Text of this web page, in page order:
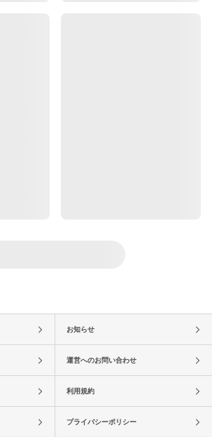
お知らせ
運営へのお問い合わせ
利用規約
プライバシーポリシー